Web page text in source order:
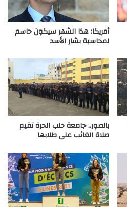
أمريكا: هذا الشهر سيكون حاسم
لمحاسبة بشار الأسد
بالصور.. جامعة حلب الحرة تقيم
صلاة الغائب على طلابها